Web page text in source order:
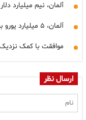
آلمان، نیم میلیارد
آلمان، ۵ میلیارد یورو به اوکراین کمک می‌کند
موافقت با کمک نزدیک
ارسال نظر